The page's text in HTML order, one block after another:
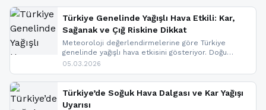
Türkiye Genelinde Yağışlı Hava Etkili: Kar,
Sağanak ve Çığ Riskine Dikkat
Meteoroloji değerlendirmelerine göre Türkiye
genelinde yağışlı hava etkisini gösteriyor. Doğu
bölgelerinde kar yağışı beklenirken Marmara ve
ise çığ tehlikesi bulunuyor. İç kesimlerde sis ve pus
nedeniyle görüş mesafesinde azalma
yaşanabileceği belirtiliyor.
05.03.2026
Türkiye’de Soğuk Hava Dalgası ve Kar Yağışı
Uyarısı